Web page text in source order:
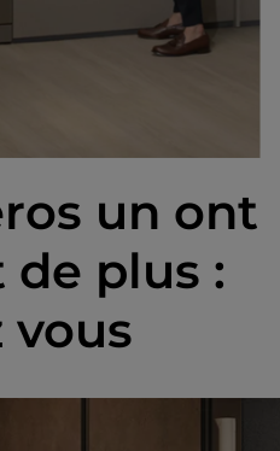
un ont
plus :
vous